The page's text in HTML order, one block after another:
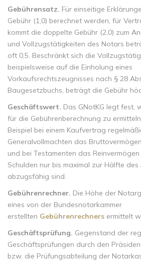
Gebührensatz. Für einseitige
Gebühr (1,0) berechnet werden, für
kommt die doppelte Gebühr (2,0) zum
und Vollzugstätigkeiten des Notars
oft 0,5. Beschränkt sich die
beispielsweise auf die Einholung eines
Vorkaufsrechtszeugnisses nach § 28
Baugesetzbuchs, beträgt die Gebühr
Geschäftswert. Das GNotKG legt fest,
für die Gebührenberechnung zu
Beispiel bei einem Kaufvertrag
Generalvollmachten das
und bei Testamenten das
Schulden nur bis maximal zur Hälfte
abzugsfähig sind.
Gebührenrechner. Die Höhe der
eines von der Bundesnotarkammer
erstellten Gebührenrechners ermittelt
Geschäftsprüfung. Gegenstand der
Geschäftsprüfungen durch den
bzw. die Prüfungsabteilung der